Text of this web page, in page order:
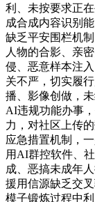
利、未按要求正
成合成内容识别
缺乏平安围栏机
人物的合影、亲
侵、恶意样本注
关不严，切实履
播、影像创做，
AI违规功能办事
力，对社区上传
应急措置机制，
用AI群控软件、
成、恶搞未成年
援用信源缺乏交
模子锻炼过程中